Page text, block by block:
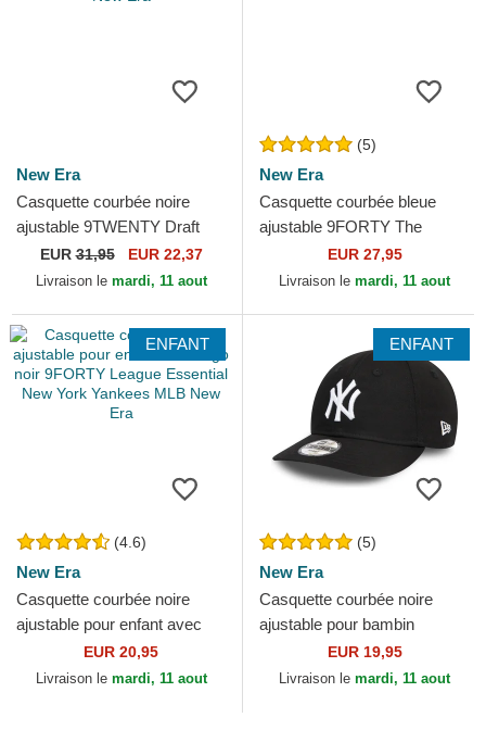
New Era
Casquette courbée noire
ajustable 9TWENTY Draft
Edition 2023 Miami Heat NBA
New Era
EUR31,95 EUR 22,37
Livraison le mardi, 11 aout
(5)
New Era
Casquette courbée bleue
ajustable 9FORTY The
League Miami Dolphins NFL
New Era
EUR 27,95
Livraison le mardi, 11 aout
ENFANT
(4.6)
New Era
Casquette courbée noire
ajustable pour enfant avec
logo noir 9FORTY League
Essential New York...
EUR 20,95
Livraison le mardi, 11 aout
ENFANT
(5)
New Era
Casquette courbée noire
ajustable pour bambin
9FORTY League Essential
New York Yankees MLB New
EUR 19,95
Livraison le mardi, 11 aout